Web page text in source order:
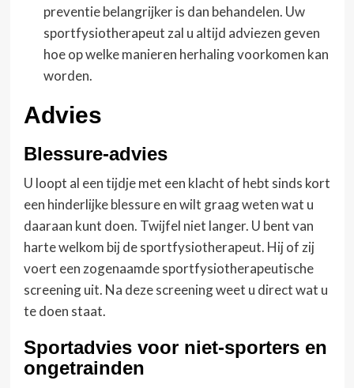
preventie belangrijker is dan behandelen. Uw
sportfysiotherapeut zal u altijd adviezen geven
hoe op welke manieren herhaling voorkomen kan
worden.
Advies
Blessure-advies
U loopt al een tijdje met een klacht of hebt sinds kort
een hinderlijke blessure en wilt graag weten wat u
daaraan kunt doen. Twijfel niet langer. U bent van
harte welkom bij de sportfysiotherapeut. Hij of zij
voert een zogenaamde sportfysiotherapeutische
screening uit. Na deze screening weet u direct wat u
te doen staat.
Sportadvies voor niet-sporters en
ongetrainden